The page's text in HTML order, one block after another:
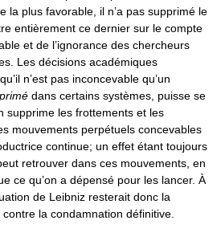
la plus favorable, il n’a pas supprimé le
entièrement ce dernier sur le compte
et de l’ignorance des chercheurs
Les décisions académiques
n’est pas inconcevable qu’un
dans certains systèmes, puisse se
supprime les frottements et les
mouvements perpétuels concevables
continue; un effet étant toujours
retrouver dans ces mouvements, en
ce qu’on a dépensé pour les lancer. À
de Leibniz resterait donc la
la condamnation définitive.